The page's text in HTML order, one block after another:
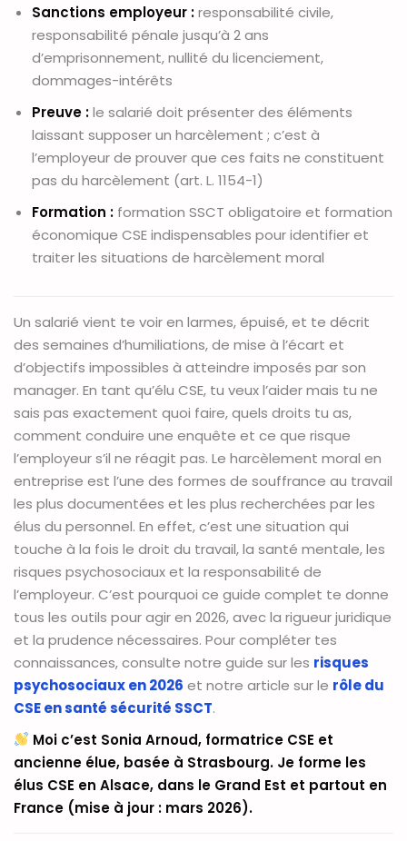
Sanctions employeur :responsabilité civile,
responsabilité pénale jusqu’à 2 ans
d’emprisonnement, nullité du licenciement,
dommages-intérêts
Preuve :le salarié doit présenter des éléments
laissant supposer un harcèlement ; c’est à
l’employeur de prouver que ces faits ne constituent
pas du harcèlement (art. L. 1154-1)
Formation : formation SSCT obligatoire et formation
économique CSE indispensables pour identifier et
traiter les situations de harcèlement moral
Un salarié vient te voir en larmes, épuisé, et te décrit
des semaines d’humiliations, de mise à l’écart et
d’objectifs impossibles à atteindre imposés par son
manager. En tant qu’élu CSE, tu veux l’aider mais tu ne
sais pas exactement quoi faire, quels droits tu as,
comment conduire une enquête et ce que risque
l’employeur s’il ne réagit pas. Le harcèlement moral en
entreprise est l’une des formes de souffrance au travail
les plus documentées et les plus recherchées par les
élus du personnel. En effet, c’est une situation qui
touche à la fois le droit du travail, la santé mentale, les
risques psychosociaux et la responsabilité de
l’employeur. C’est pourquoi ce guide complet te donne
tous les outils pour agir en 2026, avec la rigueur juridique
et la prudence nécessaires. Pour compléter tes
connaissances, consulte notre guide sur les risques
psychosociaux en 2026 et notre article sur le rôle du
CSE en santé sécurité SSCT.
Moi c’est Sonia Arnoud, formatrice CSE et
ancienne élue, basée à Strasbourg. Je forme les
élus CSE en Alsace, dans le Grand Est et partout en
France (mise à jour : mars 2026).